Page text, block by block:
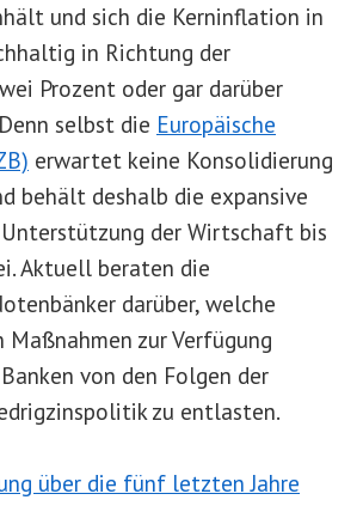
und sich die Kerninflation in
in Richtung der
Prozent oder gar darüber
selbst die Europäische
erwartet keine Konsolidierung
behält deshalb die expansive
der Wirtschaft bis
Aktuell beraten die
darüber, welche
zur Verfügung
von den Folgen der
zu entlasten.